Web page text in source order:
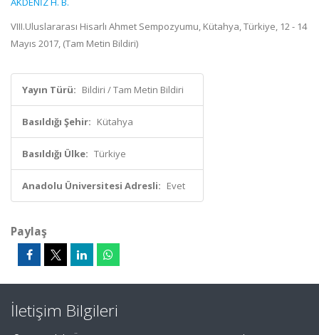
VIII.Uluslararası Hisarlı Ahmet Sempozyumu, Kütahya, Türkiye, 12 - 14
Mayıs 2017, (Tam Metin Bildiri)
Yayın Türü: Bildiri / Tam Metin Bildiri
Basıldığı Şehir: Kütahya
Basıldığı Ülke: Türkiye
Anadolu Üniversitesi Adresli: Evet
Paylaş
İletişim Bilgileri